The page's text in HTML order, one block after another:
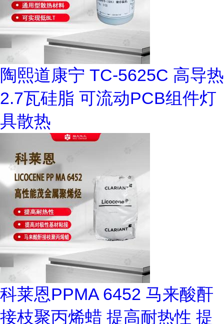
陶熙道康宁 TC-5625C 高导热
2.7瓦硅脂 可流动PCB组件灯
具散热
科莱恩PPMA 6452 马来酸酐
接枝聚丙烯蜡 提高耐热性 提